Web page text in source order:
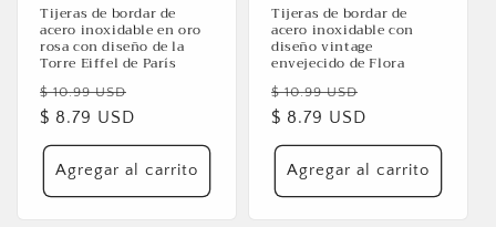
Tijeras de bordar de
acero inoxidable en oro
rosa con diseño de la
Torre Eiffel de París
Precio
habitual
$ 10.99 USD
oferta
$ 8.79 USD
Agregar al carrito
Tijeras de bordar de
acero inoxidable con
diseño vintage
envejecido de Flora
Precio
habitual
$ 10.99 USD
oferta
$ 8.79 USD
Agregar al carrito